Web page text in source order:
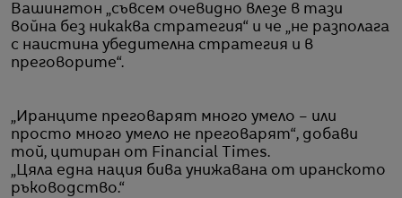
Вашингтон „съвсем очевидно влезе в тази
война без никаква стратегия“ и че „не разполага
с наистина убедителна стратегия и в
преговорите“.
„Иранците преговарят много умело – или
просто много умело не преговарят“, добави
той, цитиран от Financial Times.
„Цяла една нация бива унижавана от иранското
ръководство.“